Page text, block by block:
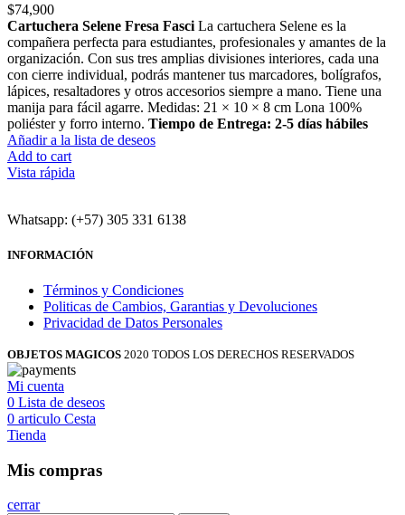
$74,900
Cartuchera Selene Fresa Fasci La cartuchera Selene es la
compañera perfecta para estudiantes, profesionales y amantes de la
organización. Con sus tres amplias divisiones interiores, cada una
con cierre individual, podrás mantener tus marcadores, bolígrafos,
lápices, resaltadores y otros accesorios siempre a mano. Tiene una
manija para fácil agarre. Medidas: 21 × 10 × 8 cm Lona 100%
poliéster y forro interno. Tiempo de Entrega: 2-5 días hábiles
Añadir a la lista de deseos
Add to cart
Vista rápida
Whatsapp: (+57) 305 331 6138
INFORMACIÓN
Términos y Condiciones
Politicas de Cambios, Garantias y Devoluciones
Privacidad de Datos Personales
OBJETOS MAGICOS 2020 TODOS LOS DERECHOS RESERVADOS
Mi cuenta
0 Lista de deseos
0 articulo Cesta
Tienda
Mis compras
cerrar